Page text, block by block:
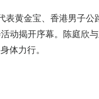
表黄金宝、香港男子公
动揭开序幕。陈庭欣
体力行。